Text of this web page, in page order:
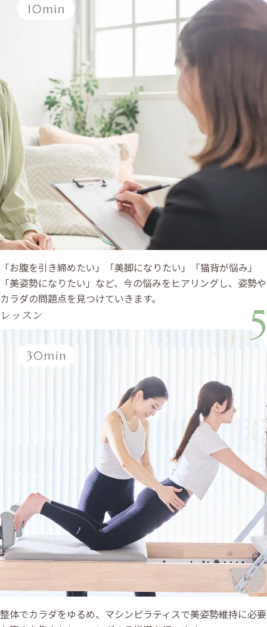
「お腹を引き締めたい」「美脚になりたい」「猫背が悩み」
「美姿勢になりたい」など、今の悩みをヒアリングし、姿勢や
カラダの問題点を見つけていきます。
5
レッスン
整体でカラダをゆるめ、マシンピラティスで美姿勢維持に必要